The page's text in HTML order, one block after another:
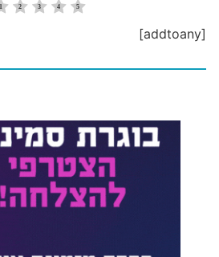
[addtoany]